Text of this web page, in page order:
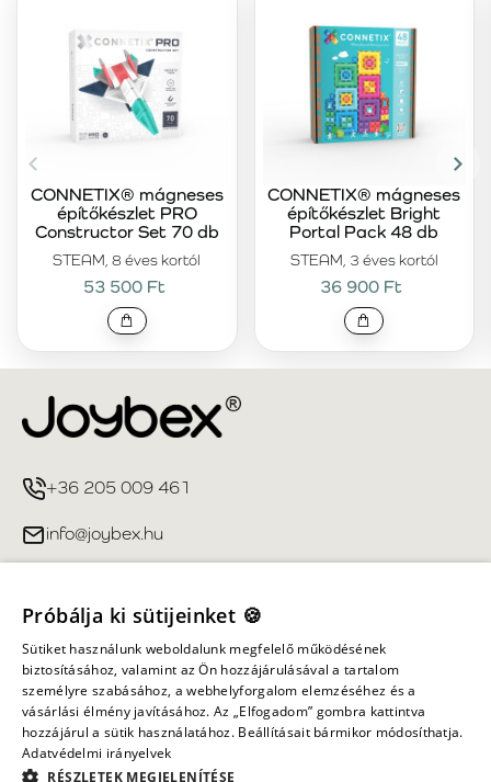
STEAM, 8 éves kortól
CONNETIX® mágneses
építőkészlet PRO
Constructor Set 70 db
53 500 Ft
STEAM, 3 éves kortól
CONNETIX® mágneses
építőkészlet Bright
Portal Pack 48 db
36 900 Ft
+36 205 009 461
info@joybex.hu
Fiókom
Információ
Minden jog fenntartva ©
Próbálja ki sütijeinket 🍪
Sütiket használunk weboldalunk megfelelő működésének
biztosításához, valamint az Ön hozzájárulásával a tartalom
személyre szabásához, a webhelyforgalom elemzéséhez és a
vásárlási élmény javításához. Az „Elfogadom” gombra kattintva
hozzájárul a sütik használatához. Beállításait bármikor módosíthatja.
Adatvédelmi irányelvek
RÉSZLETEK MEGJELENÍTÉSE